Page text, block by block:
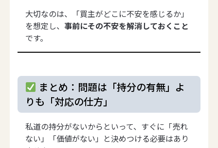
大切なのは、「買主がどこに不安を感じるか」
を想定し、 事前にその不安を解消しておくこと
です。
まとめ：問題は「持分の有無」よ
りも「対応の仕方」
私道の持分がないからといって、すぐに「売れ
ない」「価値がない」と決めつける必要はあり